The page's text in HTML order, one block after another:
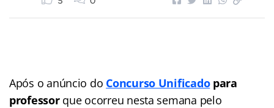
Após o anúncio do Concurso Unificadopara
professorque ocorreu nesta semana pelo